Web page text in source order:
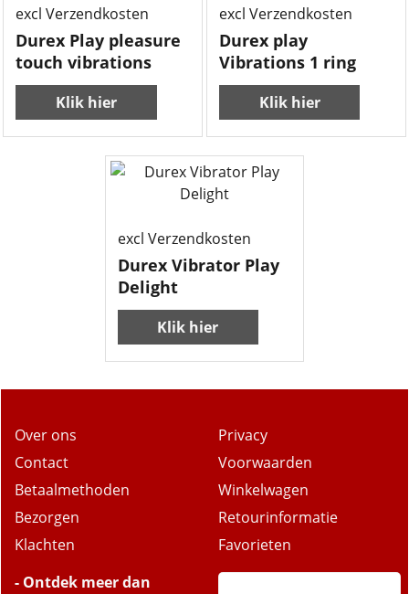
€11.50
excl Verzendkosten
Durex Play pleasure
touch vibrations
Klik hier
€9.99
excl Verzendkosten
Durex play
Vibrations 1 ring
Klik hier
€10.50
excl Verzendkosten
Durex Vibrator Play
Delight
Klik hier
Over ons
Contact
Betaalmethoden
Bezorgen
Klachten
Privacy
Voorwaarden
Winkelwagen
Retourinformatie
Favorieten
- Ontdek meer dan